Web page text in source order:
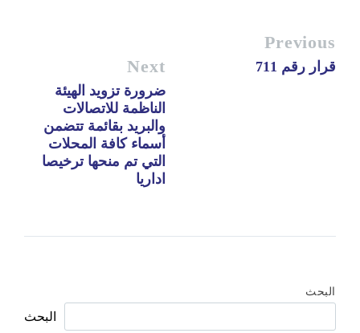
Previous
قرار رقم 711 Next
ضرورة تزويد الهيئة
الناظمة للاتصالات
والبريد بقائمة تتضمن
أسماء كافة المحلات
التي تم منحها ترخيصا
اداريا
البحث
البحث